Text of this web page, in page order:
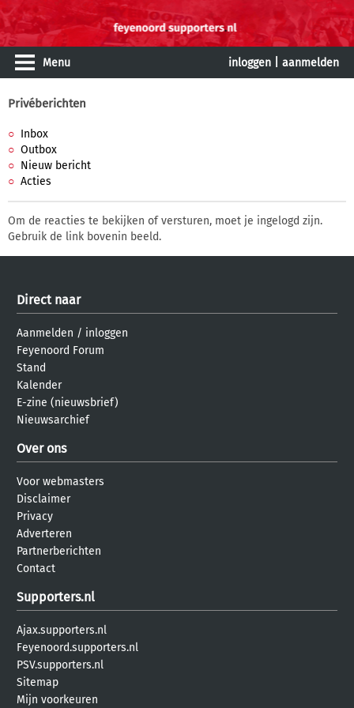
Menu inloggen aanmelden
Privéberichten
Inbox
Outbox
Nieuw bericht
Acties
Om de reacties te bekijken of versturen, moet je ingelogd zijn.
Gebruik de link bovenin beeld.
Direct naar
Aanmelden / inloggen
Feyenoord Forum
Stand
Kalender
E-zine (nieuwsbrief)
Nieuwsarchief
Over ons
Voor webmasters
Disclaimer
Privacy
Adverteren
Partnerberichten
Contact
Supporters.nl
Ajax.supporters.nl
Feyenoord.supporters.nl
PSV.supporters.nl
Sitemap
Mijn voorkeuren